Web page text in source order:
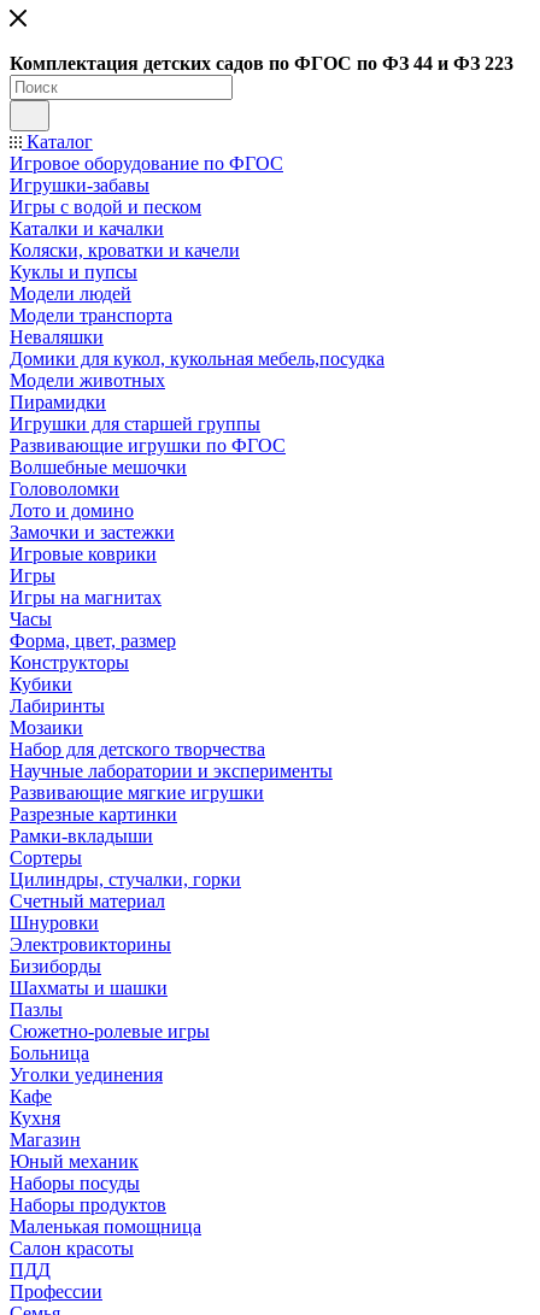
Комплектация детских садов по ФГОC по ФЗ 44 и ФЗ 223
Каталог
Игровое оборудование по ФГОС
Игрушки-забавы
Игры с водой и песком
Каталки и качалки
Коляски, кроватки и качели
Куклы и пупсы
Модели людей
Модели транспорта
Неваляшки
Домики для кукол, кукольная мебель,посудка
Модели животных
Пирамидки
Игрушки для старшей группы
Развивающие игрушки по ФГОС
Волшебные мешочки
Головоломки
Лото и домино
Замочки и застежки
Игровые коврики
Игры
Игры на магнитах
Часы
Форма, цвет, размер
Конструкторы
Кубики
Лабиринты
Мозаики
Набор для детского творчества
Научные лаборатории и эксперименты
Развивающие мягкие игрушки
Разрезные картинки
Рамки-вкладыши
Сортеры
Цилиндры, стучалки, горки
Счетный материал
Шнуровки
Электровикторины
Бизиборды
Шахматы и шашки
Пазлы
Сюжетно-ролевые игры
Больница
Уголки уединения
Кафе
Кухня
Магазин
Юный механик
Наборы посуды
Наборы продуктов
Маленькая помощница
Салон красоты
ПДД
Профессии